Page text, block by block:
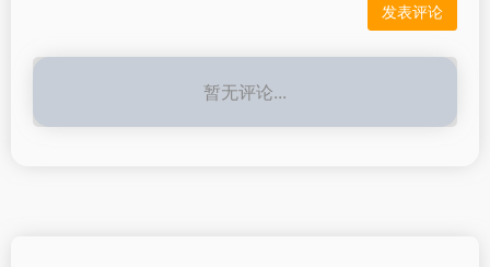
暂无评论...